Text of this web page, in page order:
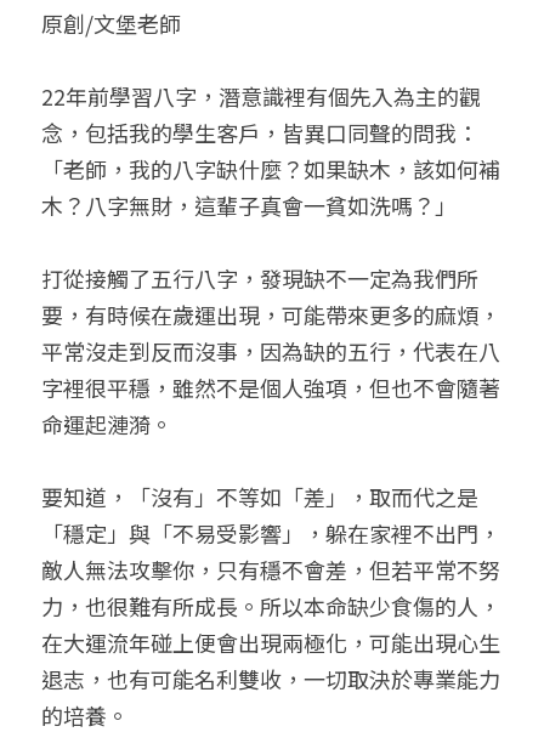
臉書生活
線上直播
八字中階班
五人實戰班
五行計算初階班
團隊訓練營
科學八字推理PDF
小兒命名
科學八字推理2
科學八字輕鬆學
輕鬆學會科學八字推理
批命預約
上課預約
常見問題
FB粉絲頁
登錄/註冊
搜索
繁體中文
繁體中文
0938617837
五行八字線上班
原創/文堡老師
22年前學習八字，潛意識裡有個先入為主的觀
念，包括我的學生客戶，皆異口同聲的問我：
「老師，我的八字缺什麼？如果缺木，該如何補
木？八字無財，這輩子真會一貧如洗嗎？」
打從接觸了五行八字，發現缺不一定為我們所
要，有時候在歲運出現，可能帶來更多的麻煩，
平常沒走到反而沒事，因為缺的五行，代表在八
字裡很平穩，雖然不是個人強項，但也不會隨著
命運起漣漪。
要知道，「沒有」不等如「差」，取而代之是
「穩定」與「不易受影響」，躲在家裡不出門，
敵人無法攻擊你，只有穩不會差，但若平常不努
力，也很難有所成長。所以本命缺少食傷的人，
在大運流年碰上便會出現兩極化，可能出現心生
退志，也有可能名利雙收，一切取決於專業能力
的培養。